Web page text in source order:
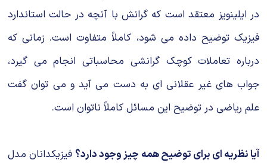
در ایلینویز معتقد است که گرانش با آنچه در حالت استاندارد
فیزیک توضیح داده می شود، کاملاً متفاوت است. زمانی که
درباره تعاملات کوچک گرانشی محاسباتی انجام می گیرد،
جواب های غیر عقلانی ای به دست می آید و می توان گفت
علم ریاضی در توضیح این مسائل کاملاً ناتوان است.
آیا نظریه ای برای توضیح همه چیز وجود دارد؟ فیزیکدانان مدل